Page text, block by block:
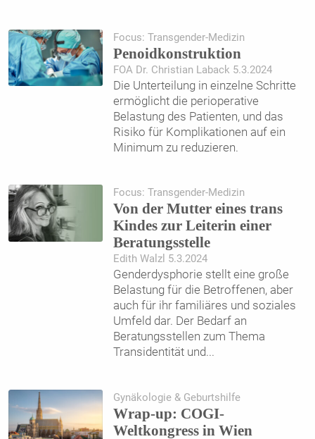
Focus: Transgender-Medizin
Penoidkonstruktion
FOA Dr. Christian Laback 5.3.2024
Die Unterteilung in einzelne Schritte
ermöglicht die perioperative
Belastung des Patienten, und das
Risiko für Komplikationen auf ein
Minimum zu reduzieren.
Focus: Transgender-Medizin
Von der Mutter eines trans
Kindes zur Leiterin einer
Beratungsstelle
Edith Walzl 5.3.2024
Genderdysphorie stellt eine große
Belastung für die Betroffenen, aber
auch für ihr familiäres und soziales
Umfeld dar. Der Bedarf an
Beratungsstellen zum Thema
Transidentität und...
Gynäkologie & Geburtshilfe
Wrap-up: COGI-
Weltkongress in Wien